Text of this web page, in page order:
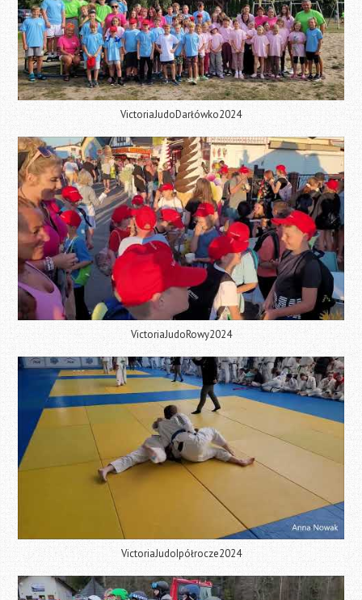
VictoriaJudoDarłówko2024
VictoriaJudoRowy2024
VictoriaJudoIpółrocze2024